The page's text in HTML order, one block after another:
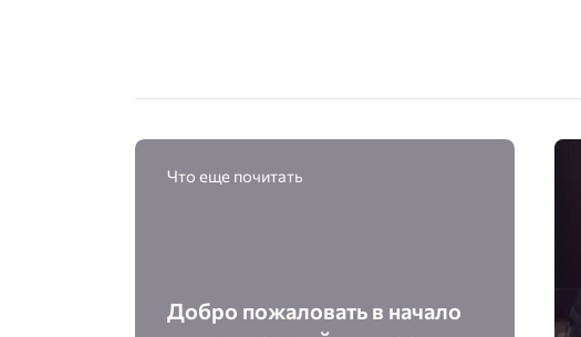
Что еще почитать
Добро пожаловать в начало